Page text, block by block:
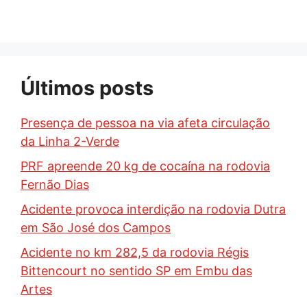
Últimos posts
Presença de pessoa na via afeta circulação
da Linha 2-Verde
PRF apreende 20 kg de cocaína na rodovia
Fernão Dias
Acidente provoca interdição na rodovia Dutra
em São José dos Campos
Acidente no km 282,5 da rodovia Régis
Bittencourt no sentido SP em Embu das
Artes